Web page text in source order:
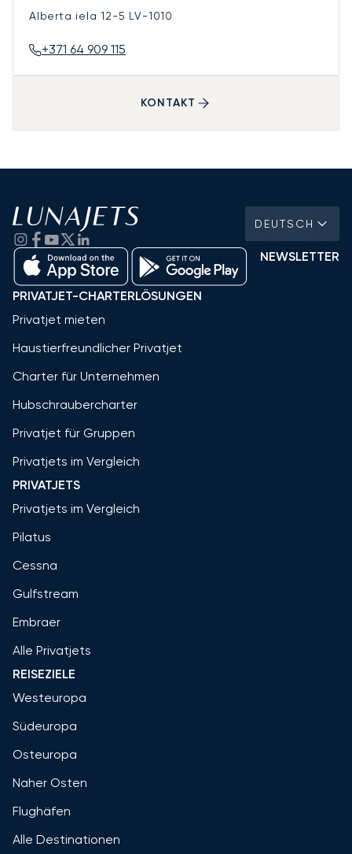
Alberta iela 12-5 LV-1010
+371 64 909 115
KONTAKT
DEUTSCH
NEWSLETTER
PRIVATJET-CHARTERLÖSUNGEN
Privatjet mieten
Haustierfreundlicher Privatjet
Charter für Unternehmen
Hubschraubercharter
Privatjet für Gruppen
Privatjets im Vergleich
PRIVATJETS
Privatjets im Vergleich
Pilatus
Cessna
Gulfstream
Embraer
Alle Privatjets
REISEZIELE
Westeuropa
Südeuropa
Osteuropa
Naher Osten
Flughäfen
Alle Destinationen